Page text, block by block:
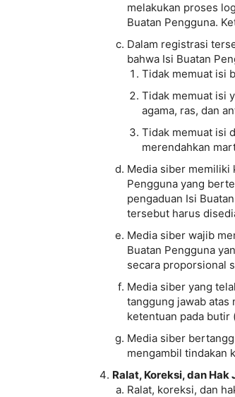
melakukan proses
Buatan Pengguna.
Dalam registrasi
bahwa Isi Buatan
Tidak memuat isi
Tidak memuat isi
agama, ras, dan
Tidak memuat isi
merendahkan
Media siber memiliki
Pengguna yang
pengaduan Isi
tersebut harus
Media siber wajib
Buatan Pengguna
secara proporsional
Media siber yang
tanggung jawab atas
ketentuan pada butir
Media siber
mengambil tindakan
Ralat, Koreksi, dan Hak
Ralat, koreksi, dan